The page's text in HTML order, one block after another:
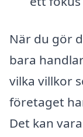
När du gör
bara
vilka villkor
företaget
Det kan